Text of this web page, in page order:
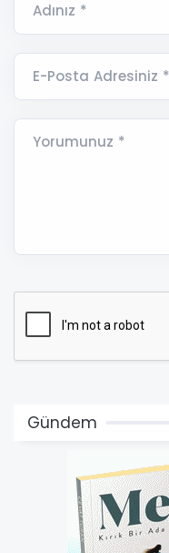
Adınız *
E-Posta Adresiniz *
Yorumunuz *
Gündem